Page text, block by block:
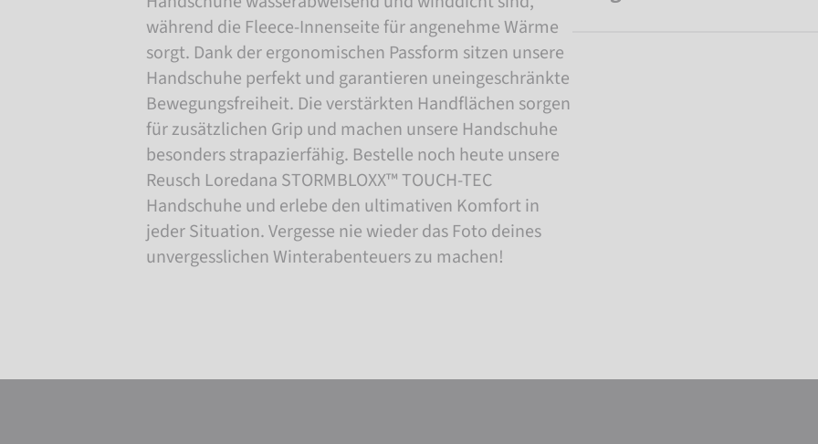
während die Fleece-Innenseite für angenehme Wärme
sorgt. Dank der ergonomischen Passform sitzen unsere
Handschuhe perfekt und garantieren uneingeschränkte
Bewegungsfreiheit. Die verstärkten Handflächen sorgen
für zusätzlichen Grip und machen unsere Handschuhe
besonders strapazierfähig. Bestelle noch heute unsere
Reusch Loredana STORMBLOXX™ TOUCH-TEC
Handschuhe und erlebe den ultimativen Komfort in
jeder Situation. Vergesse nie wieder das Foto deines
unvergesslichen Winterabenteuers zu machen!